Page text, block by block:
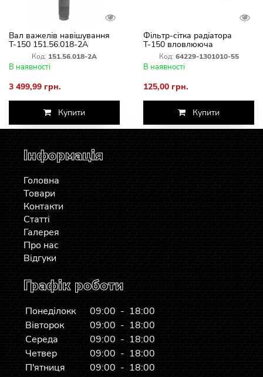
Вал важелів навішування
Т-150 151.56.018-2А
Код: 151.56.018-2А
В наявності
3 499,99 грн.
Купити
Фільтр-сітка радіатора
Т-150 вловлююча
Код: 64229-1301010-55
В наявності
125,00 грн.
Купити
Інформація
Головна
Товари
Контакти
Статті
Галерея
Про нас
Відгуки
Графік роботи
Понеділокк
09:00 - 18:00
Вівторок
09:00 - 18:00
Середа
09:00 - 18:00
Четвер
09:00 - 18:00
П'ятниця
09:00 - 18:00